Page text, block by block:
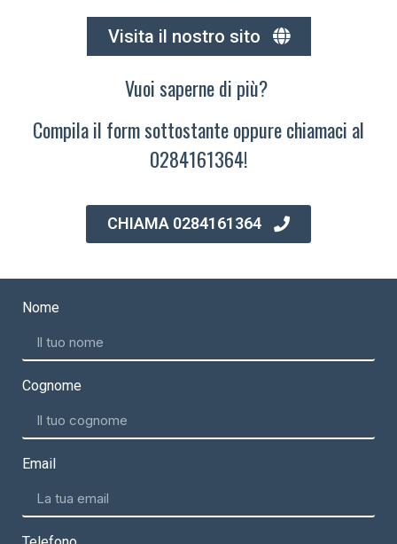
Visita il nostro sito
Vuoi saperne di più?
Compila il form sottostante oppure chiamaci al
0284161364!
CHIAMA 0284161364
Nome
Cognome
Email